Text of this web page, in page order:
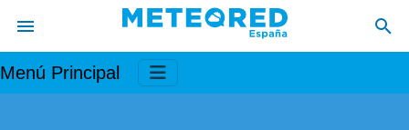
Menú Principal